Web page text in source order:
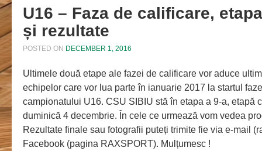
U16 – Faza de calificare,
și rezultate
POSTED ON DECEMBER 1, 2016
Ultimele două etape ale fazei de calificare vor aduce
echipelor care vor lua parte în ianuarie 2017 la startul
campionatului U16. CSU SIBIU stă în etapa a 9-a, etapă
duminică 4 decembrie. În cele ce urmează vom vedea
Rezultate finale sau fotografii puteți trimite fie via e-mail
Facebook (pagina RAXSPORT). Mulțumesc !